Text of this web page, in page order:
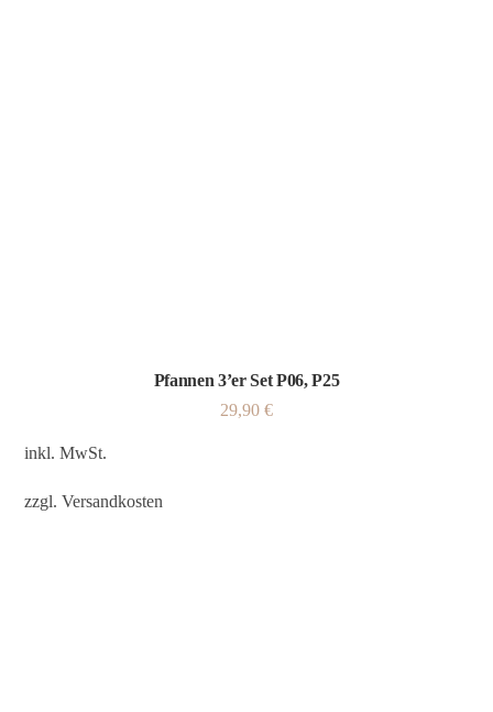
Pfannen 3’er Set P06, P25
29,90 €
inkl. MwSt.
zzgl.Versandkosten